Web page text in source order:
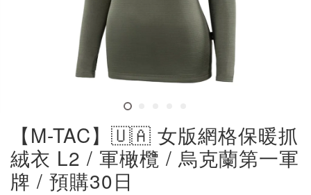
【M-TAC】🇺🇦 女版網格保暖抓
絨衣 L2 / 軍橄欖 / 烏克蘭第一軍
牌 / 預購30日